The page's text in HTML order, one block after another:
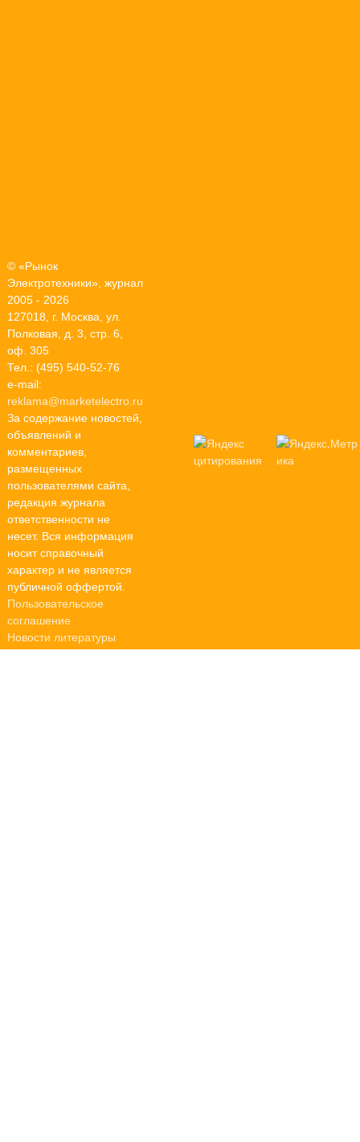
© «Рынок
Электротехники», журнал
2005 - 2026
127018, г. Москва, ул.
Полковая, д. 3, стр. 6,
оф. 305
Тел.: (495) 540-52-76
e-mail:
reklama@marketelectro.ru
За содержание новостей,
объявлений и
комментариев,
размещенных
пользователями сайта,
редакция журнала
ответственности не
несет. Вся информация
носит справочный
характер и не является
публичной оффертой.
Пользовательское
соглашение
Новости литературы